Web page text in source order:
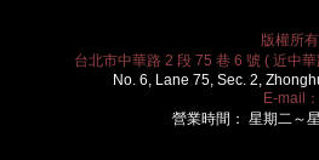
版權所
台北市中華路 2 段 75 巷 6 號 ( 近中
No. 6, Lane 75, Sec. 2,
E-mail：
營業時間： 星期二～